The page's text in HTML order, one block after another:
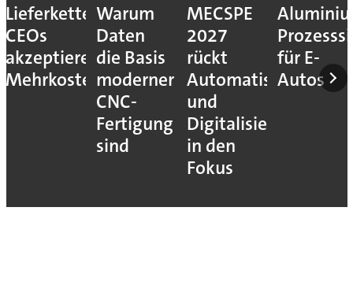
Lieferkettenresilienz:
CEOs
akzeptieren
Mehrkosten
Warum
Daten
die Basis
moderner
CNC-
Fertigung
sind
MECSPE
2027
rückt
Automatisierung
und
Digitalisierung
in den
Fokus
für E-
Autos